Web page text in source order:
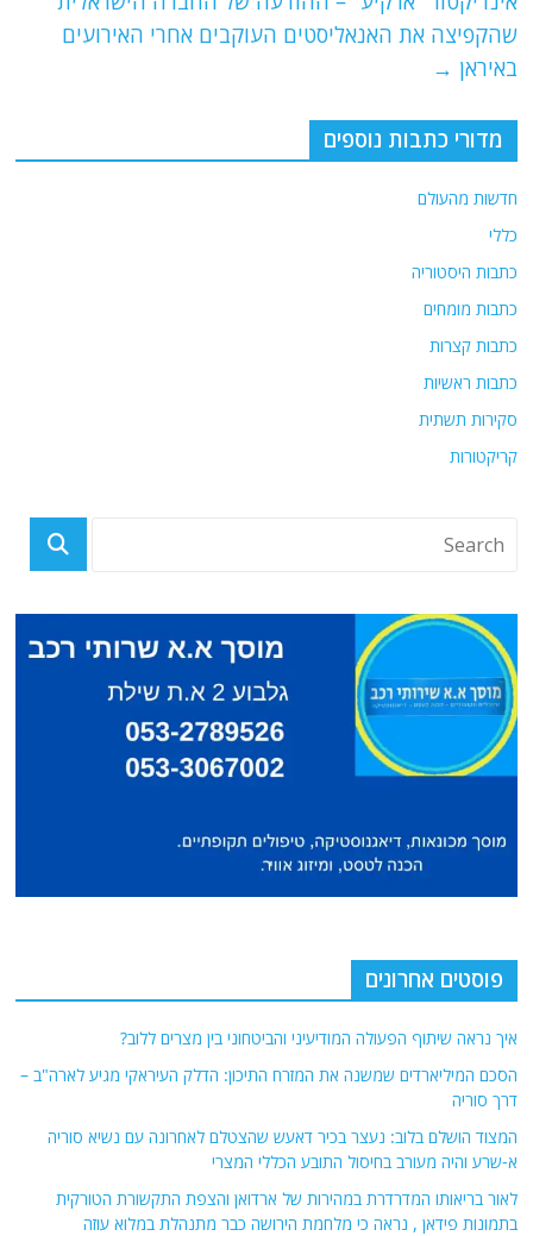
k
שהקפיצה את האנאליסטים העוקבים אחרי האירועים
באיראן →
מדורי כתבות נוספים
חדשות מהעולם
כללי
כתבות היסטוריה
כתבות מומחים
כתבות קצרות
כתבות ראשיות
סקירות תשתית
קריקטורות
פוסטים אחרונים
איך נראה שיתוף הפעולה המודיעיני והביטחוני בין מצרים ללוב?
הסכם המיליארדים שמשנה את המזרח התיכון: הדלק העיראקי מגיע לארה"ב –
דרך סוריה
המצוד הושלם בלוב: נעצר בכיר דאעש שהצטלם לאחרונה עם נשיא סוריה
א-שרע והיה מעורב בחיסול התובע הכללי המצרי
לאור בריאותו המדרדרת במהירות של ארדואן והצפת התקשורת הטורקית
בתמונות פידאן , נראה כי מלחמת הירושה כבר מתנהלת במלוא עוזה